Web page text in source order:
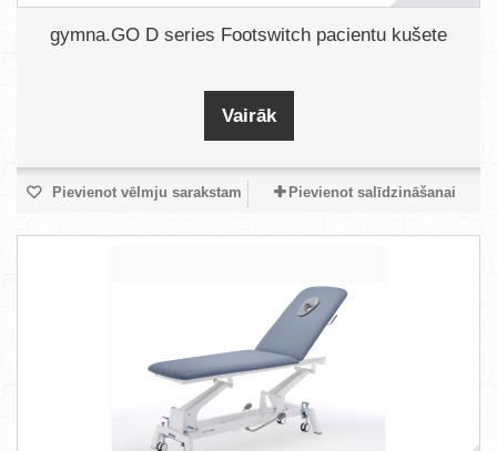
gymna.GO D series Footswitch pacientu kušete
Vairāk
Pievienot vēlmju sarakstam Pievienot salīdzināšanai